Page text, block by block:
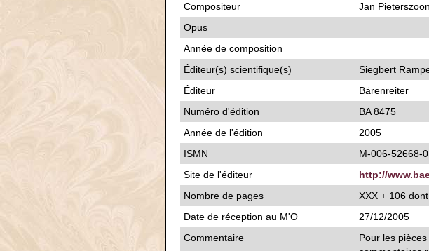
Compositeur
Jan
Opus
Année de composition
Éditeur(s) scientifique(s)
Siegbert
Éditeur
Bärenreiter
Numéro d'édition
BA 8475
Année de l'édition
2005
ISMN
M-006-52668-0
Site de l'éditeur
http://
Nombre de pages
XXX + 106
Date de réception au M'O
27/12/2005
Commentaire
Pour les